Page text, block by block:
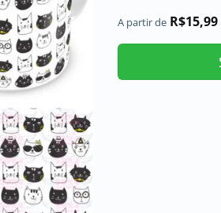
A partir de R$15,99